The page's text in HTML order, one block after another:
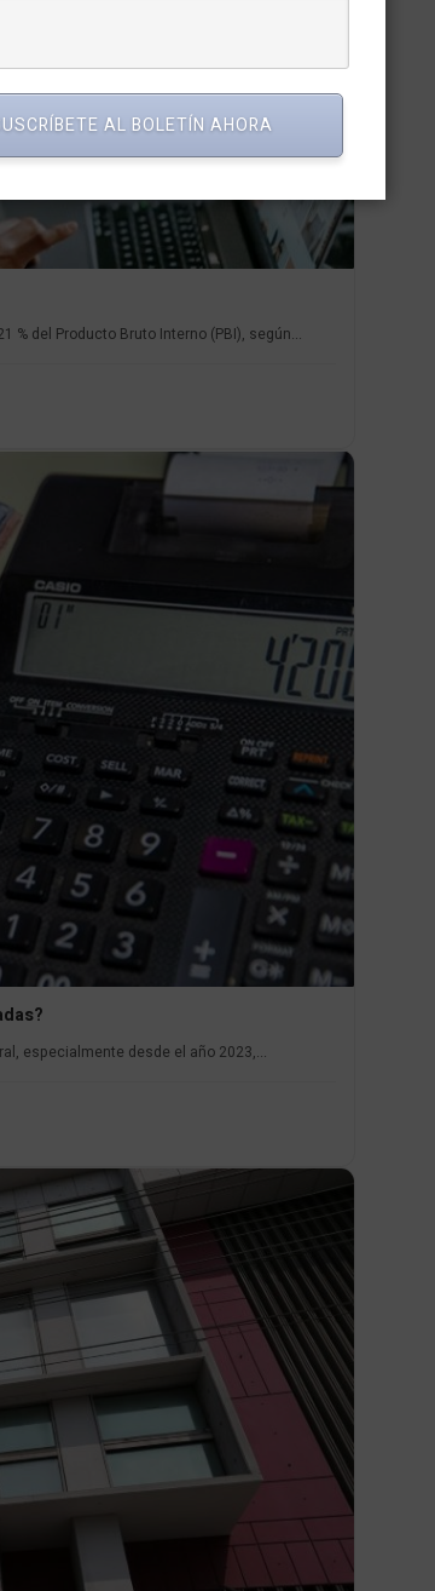
del Producto Bruto Interno (PBI), según...
especialmente desde el año 2023,...
AL BOLETÍN AHORA